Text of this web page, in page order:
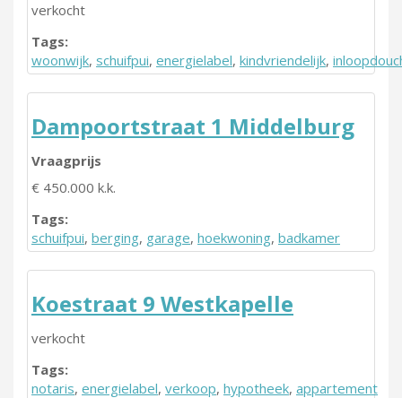
verkocht
Tags:
woonwijk, schuifpui, energielabel, kindvriendelijk,
Dampoortstraat 1 Middelburg
Vraagprijs
€ 450.000 k.k.
Tags:
schuifpui, berging, garage, hoekwoning, badkamer
Koestraat 9 Westkapelle
verkocht
Tags:
notaris, energielabel, verkoop, hypotheek, appartement